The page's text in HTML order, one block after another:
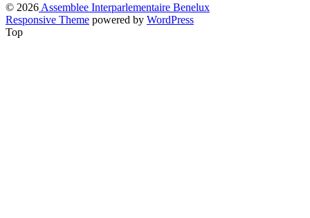
© 2026 Assemblee Interparlementaire Benelux
Responsive Theme powered by WordPress
Top